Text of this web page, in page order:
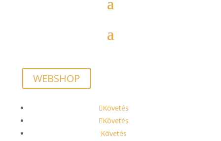
WEBSHOP
Követés
Követés
Követés